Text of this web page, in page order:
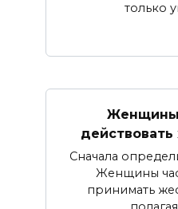
только
действовать
Сначала
Женщины
принимать